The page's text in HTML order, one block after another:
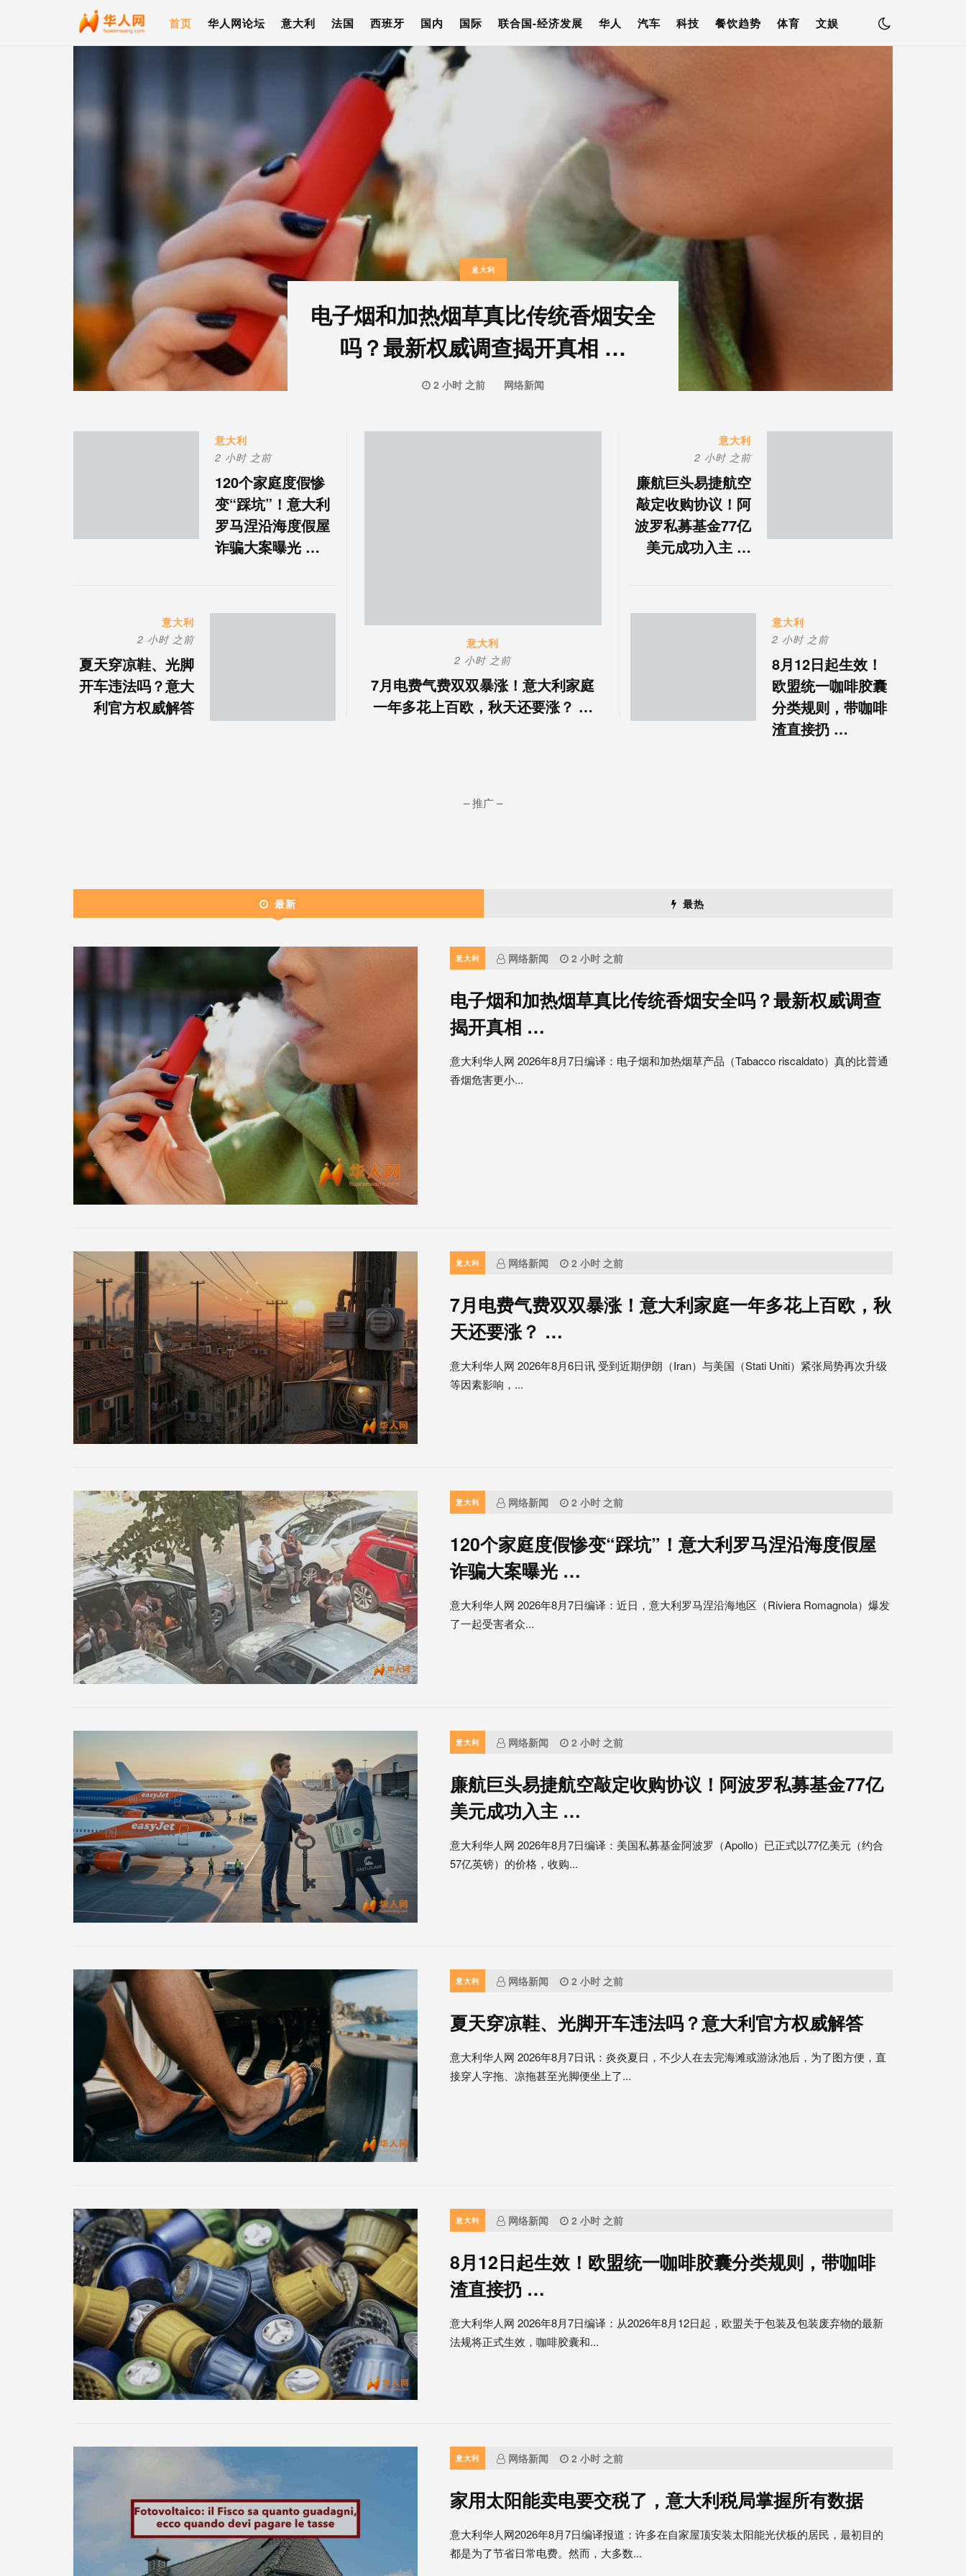
首页 华人网论坛 意大利 法国 西班牙 国内 国际 联合国-经济发展 华人 汽车 科技 餐饮趋势 体育 文娱
意大利
电子烟和加热烟草真比传统香烟安全
吗？最新权威调查揭开真相 …
2 小时 之前 网络新闻
意大利
2 小时 之前
7月电费气费双双暴涨！意大利家庭
一年多花上百欧，秋天还要涨？ …
意大利
2 小时 之前
120个家庭度假惨
变“踩坑”！意大利
罗马涅沿海度假屋
诈骗大案曝光 …
意大利
2 小时 之前
廉航巨头易捷航空
敲定收购协议！阿
波罗私募基金77亿
美元成功入主 …
意大利
2 小时 之前
夏天穿凉鞋、光脚
开车违法吗？意大
利官方权威解答
意大利
2 小时 之前
8月12日起生效！
欧盟统一咖啡胶囊
分类规则，带咖啡
渣直接扔 …
– 推广 –
最新 最热
意大利 网络新闻 2 小时 之前
电子烟和加热烟草真比传统香烟安全吗？最新权威调查
揭开真相 …
意大利华人网 2026年8月7日编译：电子烟和加热烟草产品（Tabacco riscaldato）真的比普通
香烟危害更小...
意大利 网络新闻 2 小时 之前
7月电费气费双双暴涨！意大利家庭一年多花上百欧，秋
天还要涨？ …
意大利华人网 2026年8月6日讯 受到近期伊朗（Iran）与美国（Stati Uniti）紧张局势再次升级
等因素影响，...
意大利 网络新闻 2 小时 之前
120个家庭度假惨变“踩坑”！意大利罗马涅沿海度假屋
诈骗大案曝光 …
意大利华人网 2026年8月7日编译：近日，意大利罗马涅沿海地区（Riviera Romagnola）爆发
了一起受害者众...
意大利 网络新闻 2 小时 之前
廉航巨头易捷航空敲定收购协议！阿波罗私募基金77亿
美元成功入主 …
意大利华人网 2026年8月7日编译：美国私募基金阿波罗（Apollo）已正式以77亿美元（约合
57亿英镑）的价格，收购...
意大利 网络新闻 2 小时 之前
夏天穿凉鞋、光脚开车违法吗？意大利官方权威解答
意大利华人网 2026年8月7日讯：炎炎夏日，不少人在去完海滩或游泳池后，为了图方便，直
接穿人字拖、凉拖甚至光脚便坐上了...
意大利 网络新闻 2 小时 之前
8月12日起生效！欧盟统一咖啡胶囊分类规则，带咖啡
渣直接扔 …
意大利华人网 2026年8月7日编译：从2026年8月12日起，欧盟关于包装及包装废弃物的最新
法规将正式生效，咖啡胶囊和...
意大利 网络新闻 2 小时 之前
家用太阳能卖电要交税了，意大利税局掌握所有数据
意大利华人网2026年8月7日编译报道：许多在自家屋顶安装太阳能光伏板的居民，最初目的
都是为了节省日常电费。然而，大多数...